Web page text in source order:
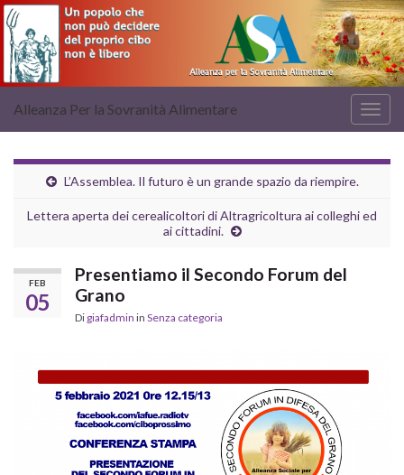
la
Alleanza Per la Sovranità Alimentare
L’Assemblea. Il futuro è un grande spazio da riempire.
Lettera aperta dei cerealicoltori di Altragricoltura ai colleghi ed
ai cittadini.
FEB
05
Presentiamo il Secondo Forum del
Grano
Di giafadmin in Senza categoria